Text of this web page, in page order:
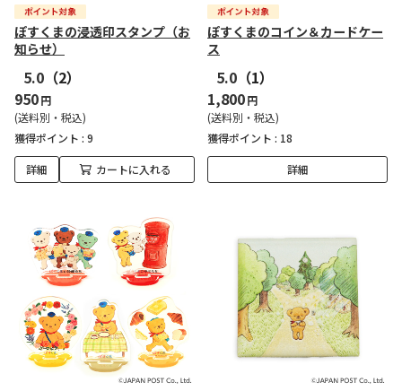
ぽすくまの浸透印スタンプ（お
知らせ）
5.0 （2）
950円
(送料別・税込)
獲得ポイント : 9
詳細 カートに入れる
ぽすくまのコイン＆カードケー
ス
5.0 （1）
1,800円
(送料別・税込)
獲得ポイント : 18
詳細